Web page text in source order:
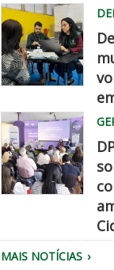
Equipe
da
Defensoria
realiza
atendimento.
reunido
no
MAIS NOTÍCIAS